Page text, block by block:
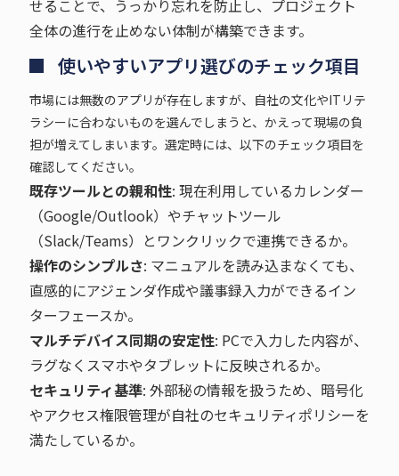
せることで、うっかり忘れを防止し、プロジェクト
全体の進行を止めない体制が構築できます。
使いやすいアプリ選びのチェック項目
市場には無数のアプリが存在しますが、自社の文化やITリテ
ラシーに合わないものを選んでしまうと、かえって現場の負
担が増えてしまいます。選定時には、以下のチェック項目を
確認してください。
既存ツールとの親和性: 現在利用しているカレンダー
（Google/Outlook）やチャットツール
（Slack/Teams）とワンクリックで連携できるか。
操作のシンプルさ: マニュアルを読み込まなくても、
直感的にアジェンダ作成や議事録入力ができるイン
ターフェースか。
マルチデバイス同期の安定性: PCで入力した内容が、
ラグなくスマホやタブレットに反映されるか。
セキュリティ基準: 外部秘の情報を扱うため、暗号化
やアクセス権限管理が自社のセキュリティポリシーを
満たしているか。